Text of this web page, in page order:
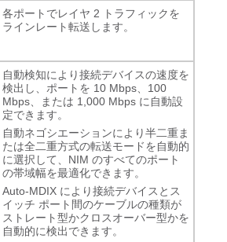
各ポートでレイヤ 2 トラフィックを
ラインレート転送します。
自動検知により接続デバイスの速度を
検出し、ポートを 10 Mbps、100
Mbps、または 1,000 Mbps に自動設
定できます。
自動ネゴシエーションにより半二重ま
たは全二重方式の転送モードを自動的
に選択して、NIM のすべてのポート
の帯域幅を最適化できます。
Auto-MDIX により接続デバイスとス
イッチ ポート間のケーブルの種類が
ストレート型かクロスオーバー型かを
自動的に検出できます。